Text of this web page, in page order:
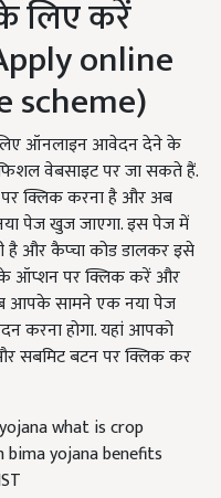
लिए करें
online
scheme)
लिए ऑनलाइन आवेदन देने के
वेबसाइट पर जा सकते हैं.
क्लिक करना है और अब
पेज खुज जाएगा. इस पेज में
है और कैप्चा कोड डालकर इसे
के ऑप्शन पर क्लिक करें और
आपके सामने एक नया पेज
करना होगा. यहां आपको
सबमिट बटन पर क्लिक कर
what is crop
yojana benefits